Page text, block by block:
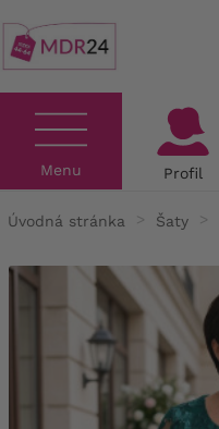
Menu Profil
Úvodná stránka Šaty